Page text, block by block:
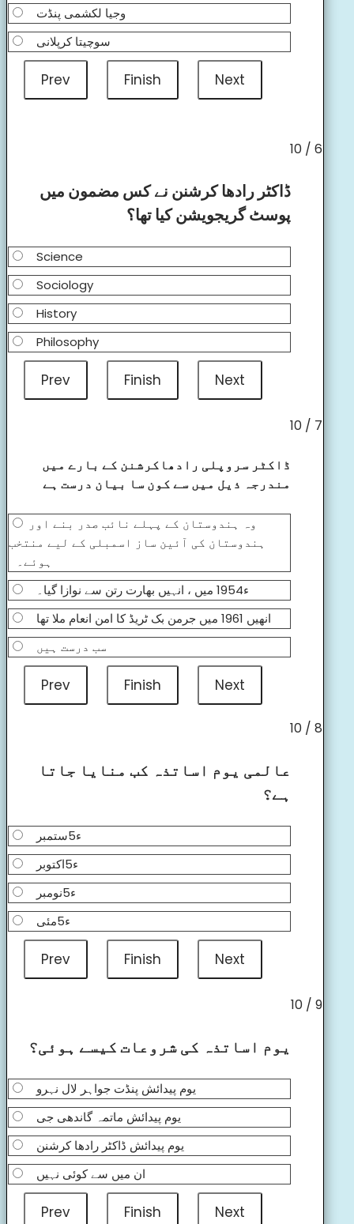
وجیا لکشمی پنڈت
سوچیتا کرپلانی
6 / 10
ڈاکٹر رادھا کرشنن نے کس مضمون میں
پوسٹ گریجویشن کیا تھا؟
Science
Sociology
History
Philosophy
7 / 10
ڈاکٹر سروپلی رادھاکرشنن کے بارے میں
مندرجہ ذیل میں سے کون سا بیان درست ہے
ہندوستان کی آئین ساز اسمبلی کے لیے منتخب
ہوئے۔
ء1954 میں ، انہیں بھارت رتن سے نوازا گیا۔
انھیں 1961 میں جرمن بک ٹریڈ کا امن انعام ملا تھا
سب درست ہیں
8 / 10
عالمی یوم اساتذہ کب منایا جاتا
ہے؟
ء5ستمبر
ء5اکتوبر
ء5نومبر
ء5مئی
9 / 10
یوم اساتذہ کی شروعات کیسے ہوئی؟
یوم پیدائش پنڈت جواہر لال نہرو
یوم پیدائش ماتمہ گاندھی جی
یوم پیدائش ڈاکٹر رادھا کرشنن
ان میں سے کوئی نہیں